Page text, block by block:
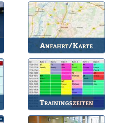
Vorstandschaft.
Anfahrt/Karte
So können Sie uns
erreichen.
Trainingszeiten
Bahnbelegungen der